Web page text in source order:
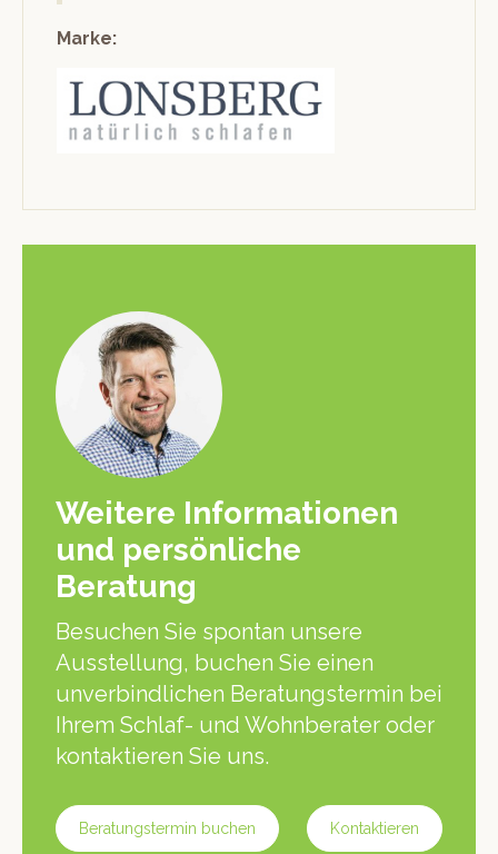
Marke:
Weitere Informationen
und persönliche
Beratung
Besuchen Sie spontan unsere
Ausstellung, buchen Sie einen
unverbindlichen Beratungstermin bei
Ihrem Schlaf- und Wohnberater oder
kontaktieren Sie uns.
Beratungstermin buchen Kontaktieren